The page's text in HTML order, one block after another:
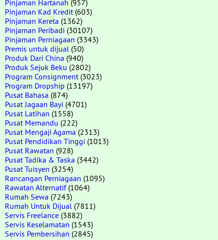
Pinjaman Hartanah (957)
Pinjaman Kad Kredit (603)
Pinjaman Kereta (1362)
Pinjaman Peribadi (30107)
Pinjaman Perniagaan (3343)
Premis untuk dijual (50)
Produk Dari China (940)
Produk Sejuk Beku (2802)
Program Consignment (3023)
Program Dropship (13197)
Pusat Bahasa (874)
Pusat Jagaan Bayi (4701)
Pusat Latihan (1558)
Pusat Memandu (222)
Pusat Mengaji Agama (2313)
Pusat Pendidikan Tinggi (1013)
Pusat Rawatan (928)
Pusat Tadika & Taska (3442)
Pusat Tuisyen (3254)
Rancangan Perniagaan (1095)
Rawatan Alternatif(1064)
Rumah Sewa (7243)
Rumah Untuk Dijual (7811)
Servis Freelance (3882)
Servis Keselamatan (1543)
Servis Pembersihan (2845)